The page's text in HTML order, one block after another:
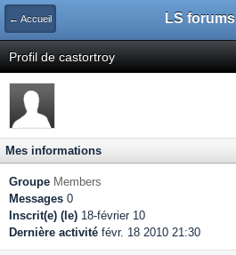
← Accueil LS forums
Profil de castortroy
Mes informations
Groupe Members
Messages 0
Inscrit(e) (le) 18-février 10
Dernière activité févr. 18 2010 21:30